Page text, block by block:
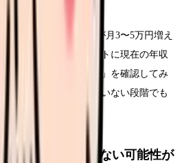
上ある
転職によって手取りが月3〜5万円増え
まずは転職エージェントに現在の年収
い年収の求人はあるか」を確認してみ
すし、転職を決めていない段階でも
は「普通」ではない可能性が